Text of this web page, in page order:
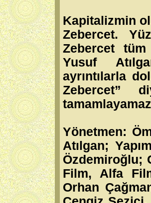
Kapitalizmin
Zebercet.
Zebercet tüm
Yusuf
ayrıntılarla
Zebercet”
Yönetmen:
Atılgan;
Özdemiroğlu;
Film, Alfa
Orhan